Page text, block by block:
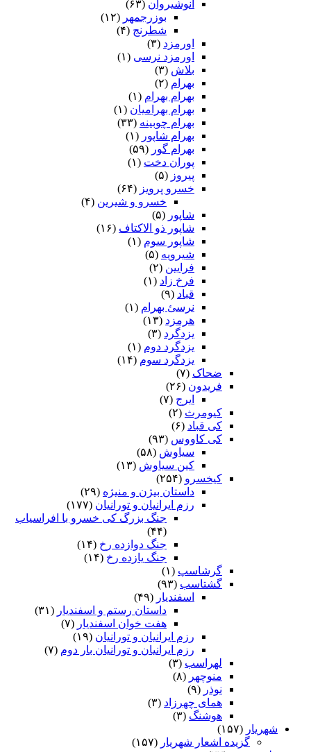
انوشیروان (۶۳)
بوزرجمهر (۱۲)
شطرنج (۴)
اورمزد (۳)
اورمزد نرسى‏ (۱)
بلاش (۳)
بهرام (۲)
بهرام بهرام (۱)
بهرام بهرامیان‏ (۱)
بهرام چوبینه (۳۳)
بهرام شاپور (۱)
بهرام گور (۵۹)
پوران دخت (۱)
پیروز (۵)
خسرو پرویز (۶۴)
خسرو و شیرین (۴)
شاپور (۵)
شاپور ذو الاکتاف (۱۶)
شاپور سوم‏ (۱)
شیرویه (۵)
فرایین (۲)
فرخ زاد (۱)
قباد (۹)
نرسئ بهرام‏ (۱)
هرمزد (۱۳)
یزدگرد (۳)
یزدگرد دوم (۱)
یزدگرد سوم (۱۴)
ضحاک (۷)
فریدون (۲۶)
ایرج (۷)
کیومرث (۲)
کی قباد (۶)
کی کاووس (۹۳)
سیاوش (۵۸)
کین سیاوش (۱۳)
کیخسرو (۲۵۴)
داستان بیژن و منیژه (۲۹)
رزم ایرانیان و تورانیان (۱۷۷)
جنگ بزرگ کی خسرو با افراسیاب
(۴۴)
جنگ دوازده رخ (۱۴)
جنگ یازده رخ (۱۴)
گرشاسپ (۱)
گشتاسب (۹۳)
اسفندیار (۴۹)
داستان رستم و اسفندیار (۳۱)
هفت خوان اسفندیار (۷)
رزم ایرانیان و تورانیان (۱۹)
رزم ایرانیان و تورانیان بار دوم (۷)
لهراسب (۳)
منوچهر (۸)
نوذر (۹)
هماى چهرزاد (۳)
هوشنگ (۳)
شهریار (۱۵۷)
گزیده اشعار شهریار (۱۵۷)